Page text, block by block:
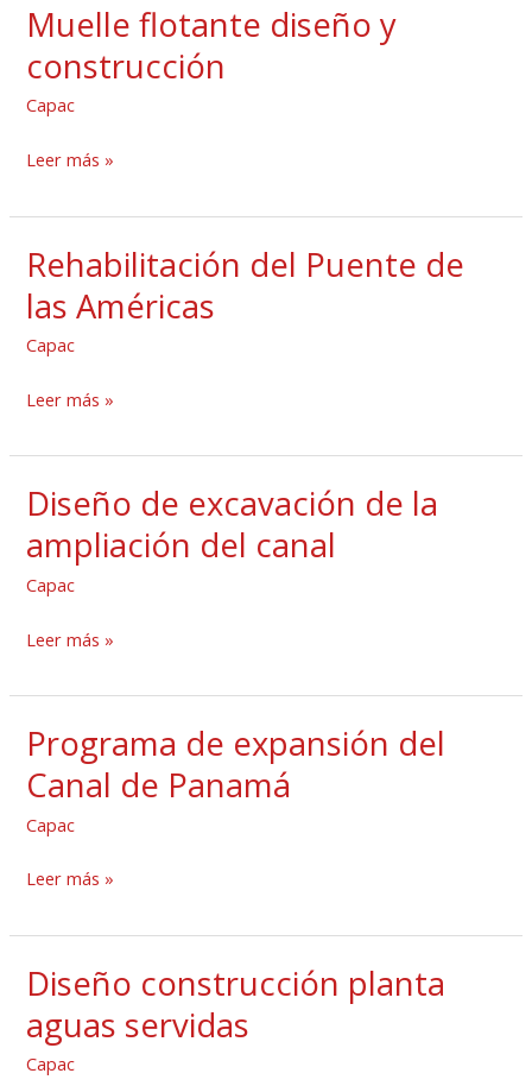
Muelle flotante diseño y
construcción
Capac
Muelle
diseño
y
Leer más »
Rehabilitación del Puente de
las Américas
Capac
Rehabilitación
del
Puente
de
Leer más »
Diseño de excavación de la
ampliación del canal
Capac
Diseño
excavación
de
del
Leer más »
Programa de expansión del
Canal de Panamá
Capac
Programa
de
expansión
del
Panamá
Leer más »
Diseño construcción planta
aguas servidas
Capac
Diseño
planta
aguas